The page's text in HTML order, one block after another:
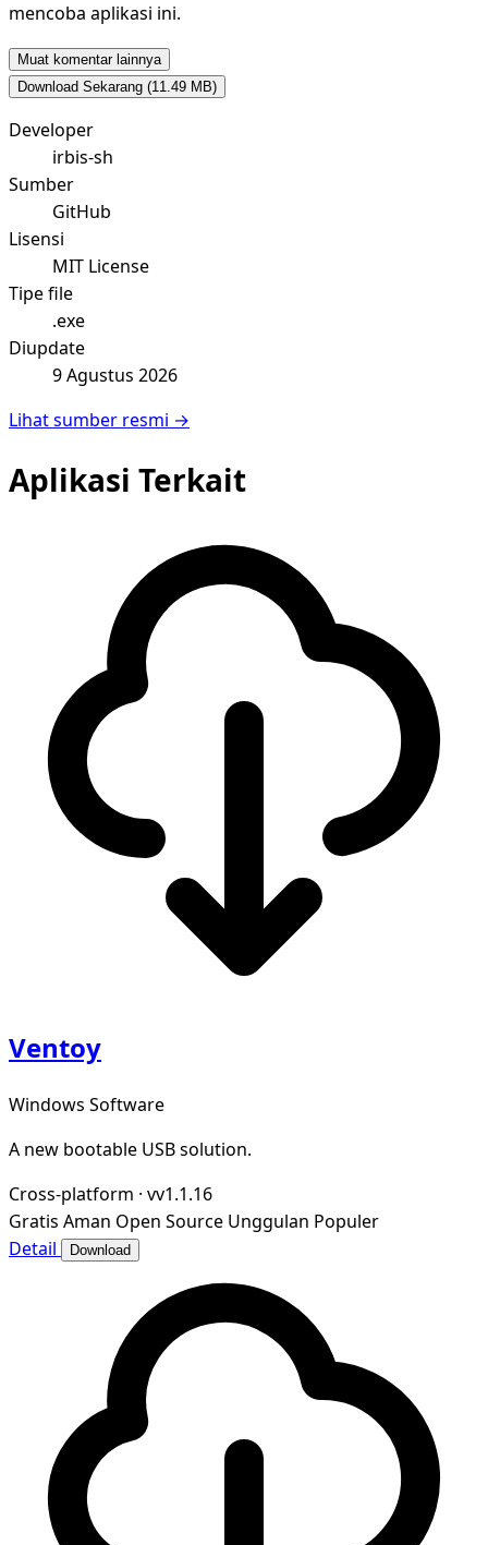
mencoba aplikasi ini.
Muat komentar lainnya
Download Sekarang (11.49 MB)
Developer
irbis-sh
Sumber
GitHub
Lisensi
MIT License
Tipe file
.exe
Diupdate
9 Agustus 2026
Lihat sumber resmi →
Aplikasi Terkait
Ventoy
Windows Software
A new bootable USB solution.
Cross-platform · vv1.1.16
Gratis Aman Open Source Unggulan Populer
Detail
Download